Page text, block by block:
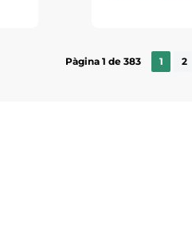
Pàgina 1 de 383 1 2